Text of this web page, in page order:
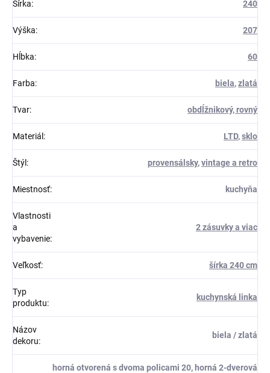
Šírka: 240
Výška: 207
Hĺbka: 60
Farba: biela,zlatá
Tvar: obdĺžnikový, rovný
Materiál : LTD,sklo
Štýl : provensálsky,vintage a retro
Miestnosť: kuchyňa
Vlastnosti
a
vybavenie:
2 zásuvky a viac
Veľkosť: šírka 240 cm
Typ
produktu:
kuchynská linka
Názov
dekoru:
biela / zlatá
horná otvorená s dvoma policami 20, horná 2-dverová